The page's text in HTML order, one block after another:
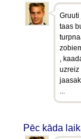
Gruuti
taas
,
uzreiz
...
Pēc kāda